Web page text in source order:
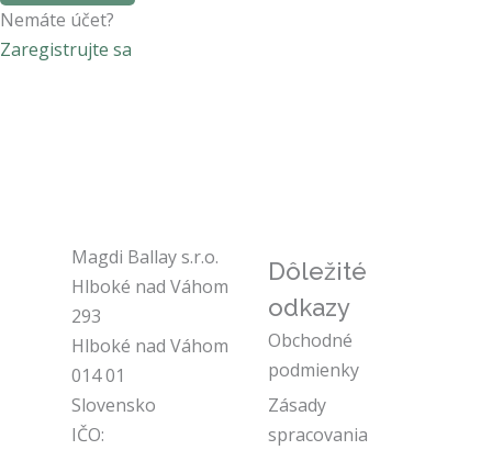
Nemáte účet?
Zaregistrujte sa
Magdi Ballay s.r.o.
Hlboké nad Váhom
293
Hlboké nad Váhom
014 01
Slovensko
IČO:
Dôležité
odkazy
Obchodné
podmienky
Zásady
spracovania